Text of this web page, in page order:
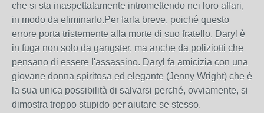
che si sta inaspettatamente intromettendo nei loro affari,
in modo da eliminarlo.Per farla breve, poiché questo
errore porta tristemente alla morte di suo fratello, Daryl è
in fuga non solo da gangster, ma anche da poliziotti che
pensano di essere l'assassino. Daryl fa amicizia con una
giovane donna spiritosa ed elegante (Jenny Wright) che è
la sua unica possibilità di salvarsi perché, ovviamente, si
dimostra troppo stupido per aiutare se stesso.